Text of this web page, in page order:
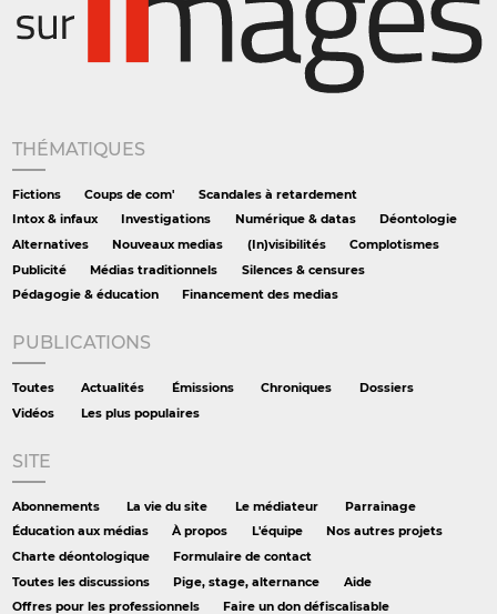
THÉMATIQUES
Fictions Coups de com'
Scandales à retardement
Intox & infaux
Investigations Numérique & datas
Déontologie
Alternatives
Nouveaux medias (In)visibilités
Complotismes
Publicité
Médias traditionnels
Silences & censures
Pédagogie & éducation
Financement des medias
PUBLICATIONS
Toutes Actualités Émissions Chroniques
Dossiers
Vidéos
Les plus populaires
SITE
Abonnements La vie du site Le médiateur
Parrainage
Éducation aux médias
À propos L'équipe
Nos autres projets
Charte déontologique
Formulaire de contact
Toutes les discussions
Pige, stage, alternance
Aide
Offres pour les professionnels
Faire un don défiscalisable